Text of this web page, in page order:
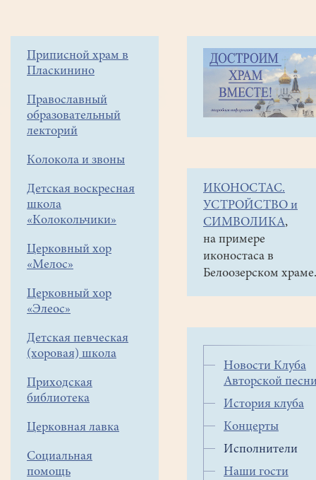
Боковое
меню
Приписной храм в
Пласкинино
Православный
образовательный
лекторий
Колокола и звоны
Детская воскресная
школа
«Колокольчики»
Церковный хор
«Мелос»
Церковный хор
«Элеос»
Детская певческая
(хоровая) школа
Приходская
библиотека
Церковная лавка
Социальная
помощь
Строка
навигации
Социальная
деятельность
авторской
ИКОНОСТАС.
УСТРОЙСТВО и
СИМВОЛИКА,
на примере
иконостаса в
Белоозерском храме.
Новости Клуба
Авторской
История клуба
Концерты
Исполнители
Наши гости